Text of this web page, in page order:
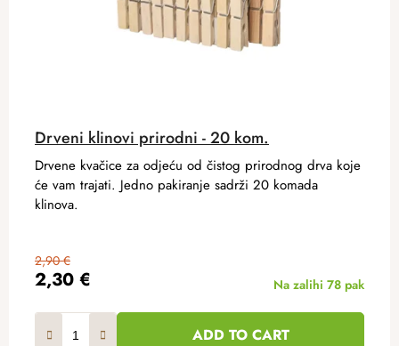
Drveni klinovi prirodni - 20 kom.
2,30 €
2,90 €
Na zalihi 78 pak
ADD TO CART
Drvene kvačice za odjeću od čistog prirodnog drva koje
će vam trajati. Jedno pakiranje sadrži 20 komada
klinova.